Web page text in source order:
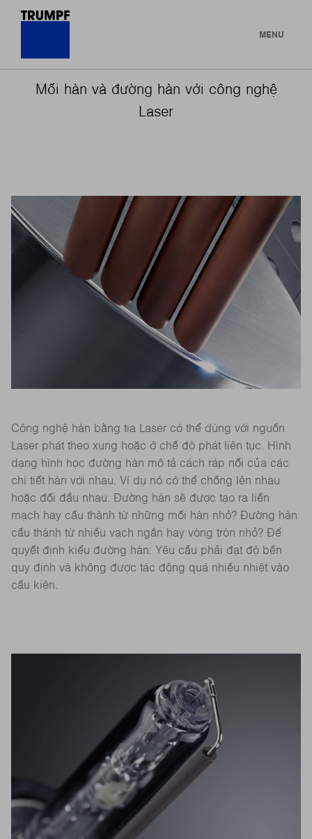
MENU
Mối hàn và đường hàn với công nghệ
Laser
Công nghệ hàn bằng tia Laser có thể dùng với nguồn
Laser phát theo xung hoặc ở chế độ phát liên tục. Hình
dạng hình học đường hàn mô tả cách ráp nối của các
chi tiết hàn với nhau. Ví dụ nó có thể chồng lên nhau
hoặc đối đầu nhau. Đường hàn sẽ được tạo ra liền
mạch hay cấu thành từ những mối hàn nhỏ? Đường hàn
cấu thành từ nhiều vạch ngắn hay vòng tròn nhỏ? Để
quyết định kiểu đường hàn: Yêu cầu phải đạt độ bền
quy định và không được tác động quá nhiều nhiệt vào
cấu kiện.